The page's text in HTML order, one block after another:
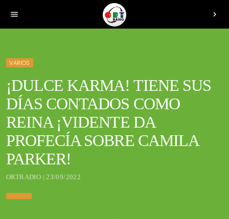
menu chevron_right
VARIOS
¡DULCE KARMA! TIENE SUS
DÍAS CONTADOS COMO
REINA ¡VIDENTE DA
PROFECÍA SOBRE CAMILA
PARKER!
ORTRADIO | 23/09/2022